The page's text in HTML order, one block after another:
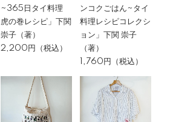
~365日タイ料理
虎の巻レシピ」下関
崇子（著）
2,200円（税込）
ンコクごはん~タイ
料理レシピコレクシ
ョン」下関 崇子
（著）
1,760円（税込）